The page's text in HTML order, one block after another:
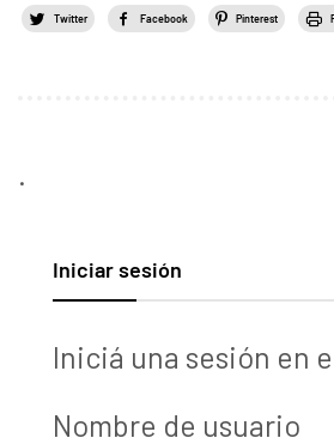
Twitter Facebook Pinterest
.
Iniciar sesión
Iniciá una sesión en
Nombre de usuario